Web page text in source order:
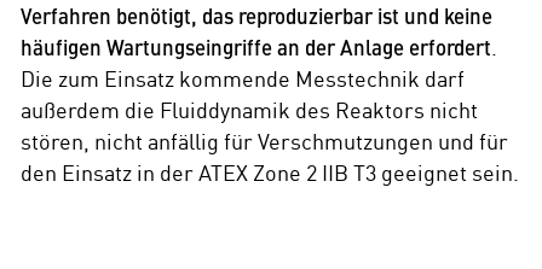
Verfahren benötigt, das reproduzierbar ist und keine
häufigen Wartungseingriffe an der Anlage erfordert
Die zum Einsatz kommende Messtechnik darf
außerdem die Fluiddynamik des Reaktors nicht
stören, nicht anfällig für Verschmutzungen und für
den Einsatz in der ATEX Zone 2 IIB T3 geeignet sein.